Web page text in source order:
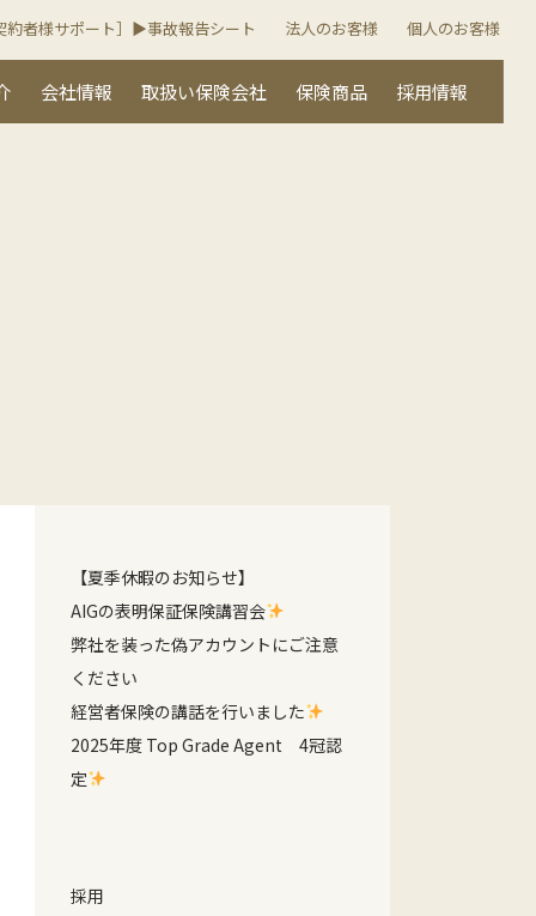
約者様サポート］▶︎事故報告シート 法人のお客様 個人のお客様
会社情報 取扱い保険会社 保険商品 採用情報
【夏季休暇のお知らせ】
AIGの表明保証保険講習会
弊社を装った偽アカウントにご注意
ください
経営者保険の講話を行いました
2025年度 Top Grade Agent 4冠認
定
採用